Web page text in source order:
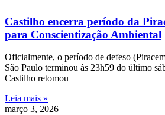
Castilho encerra período da
para Conscientização Ambiental
Oficialmente, o período de defeso
São Paulo terminou às 23h59 do último
Castilho retomou
Leia mais »
março 3, 2026